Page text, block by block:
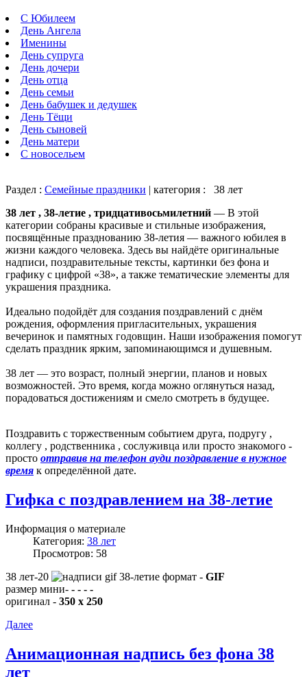
С Юбилеем
День Ангела
Именины
День супруга
День дочери
День отца
День семьи
День бабушек и дедушек
День Тёщи
День сыновей
День матери
С новосельем
Раздел : Семейные праздники | категория : 38 лет
38 лет , 38-летие , тридцативосьмилетний — В этой
категории собраны красивые и стильные изображения,
посвящённые празднованию 38-летия — важного юбилея в
жизни каждого человека. Здесь вы найдёте оригинальные
надписи, поздравительные тексты, картинки без фона и
графику с цифрой «38», а также тематические элементы для
украшения праздника.
Идеально подойдёт для создания поздравлений с днём
рождения, оформления пригласительных, украшения
вечеринок и памятных годовщин. Наши изображения помогут
сделать праздник ярким, запоминающимся и душевным.
38 лет — это возраст, полный энергии, планов и новых
возможностей. Это время, когда можно оглянуться назад,
порадоваться достижениям и смело смотреть в будущее.
Поздравить с торжественным событием друга, подругу ,
коллегу , родственника , сослуживца или просто знакомого -
просто отправив на телефон ауди поздравление в нужное
время к определённой дате.
Гифка с поздравлением на 38-летие
Информация о материале
Категория: 38 лет
Просмотров: 58
38 лет-20
формат - GIF
размер мини- - - - -
оригинал - 350 x 250
Далее
Анимационная надпись без фона 38
лет